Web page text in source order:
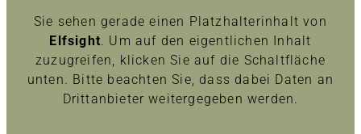
Sie sehen gerade einen Platzhalterinhalt von
Elfsight. Um auf den eigentlichen Inhalt
zuzugreifen, klicken Sie auf die Schaltfläche
unten. Bitte beachten Sie, dass dabei Daten an
Drittanbieter weitergegeben werden.